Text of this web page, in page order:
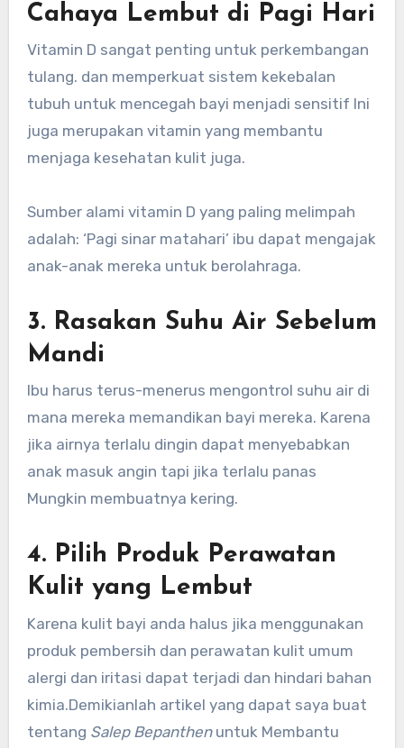
Cahaya Lembut di Pagi Hari
Vitamin D sangat penting untuk perkembangan
tulang. dan memperkuat sistem kekebalan
tubuh untuk mencegah bayi menjadi sensitif Ini
juga merupakan vitamin yang membantu
menjaga kesehatan kulit juga.
Sumber alami vitamin D yang paling melimpah
adalah: ‘Pagi sinar matahari’ ibu dapat mengajak
anak-anak mereka untuk berolahraga.
3. Rasakan Suhu Air Sebelum
Mandi
Ibu harus terus-menerus mengontrol suhu air di
mana mereka memandikan bayi mereka. Karena
jika airnya terlalu dingin dapat menyebabkan
anak masuk angin tapi jika terlalu panas
Mungkin membuatnya kering.
4. Pilih Produk Perawatan
Kulit yang Lembut
Karena kulit bayi anda halus jika menggunakan
produk pembersih dan perawatan kulit umum
alergi dan iritasi dapat terjadi dan hindari bahan
kimia.Demikianlah artikel yang dapat saya buat
tentang Salep Bepanthenuntuk Membantu